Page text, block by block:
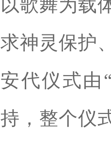
以歌舞为载
求神灵保护
安代仪式由
持，整个仪